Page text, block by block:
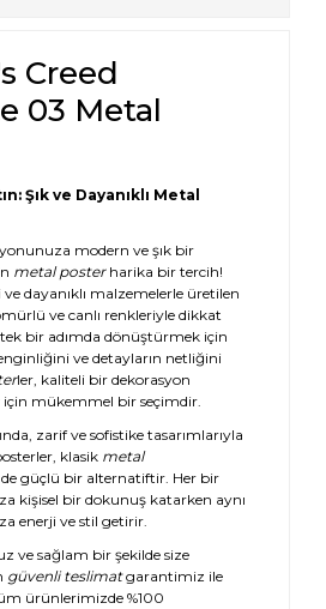
Creed
03 Metal
Şık ve Dayanıklı Metal
modern ve şık bir
metal posterharika bir tercih!
dayanıklı malzemelerle üretilen
ve canlı renkleriyle dikkat
tek bir adımda dönüştürmek için
ve detayların netliğini
ler, kaliteli bir dekorasyon
mükemmel bir seçimdir.
zarif ve sofistike tasarımlarıyla
klasik metal
güçlü bir alternatiftir. Her bir
kişisel bir dokunuş katarken aynı
enerji ve stil getirir.
ve sağlam bir şekilde size
güvenli teslimatgarantimiz ile
ürünlerimizde %100